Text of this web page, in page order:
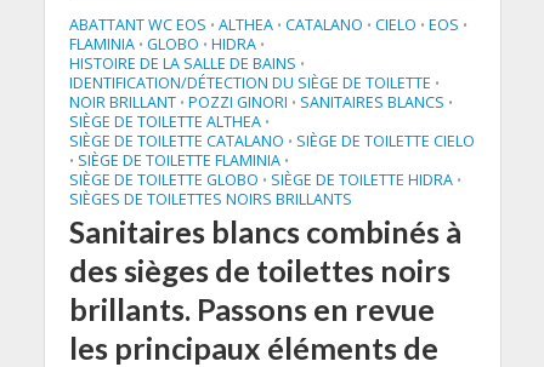
ABATTANT WC EOS • ALTHEA • CATALANO • CIELO • EOS •
FLAMINIA • GLOBO • HIDRA •
HISTOIRE DE LA SALLE DE BAINS •
IDENTIFICATION/DÉTECTION DU SIÈGE DE TOILETTE •
NOIR BRILLANT • POZZI GINORI • SANITAIRES BLANCS •
SIÈGE DE TOILETTE ALTHEA •
SIÈGE DE TOILETTE CATALANO • SIÈGE DE TOILETTE CIELO
• SIÈGE DE TOILETTE FLAMINIA •
SIÈGE DE TOILETTE GLOBO • SIÈGE DE TOILETTE HIDRA •
SIÈGES DE TOILETTES NOIRS BRILLANTS
Sanitaires blancs combinés à
des sièges de toilettes noirs
brillants. Passons en revue
les principaux éléments de